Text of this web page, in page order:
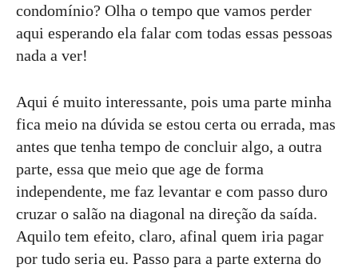
condomínio? Olha o tempo que vamos perder
aqui esperando ela falar com todas essas pessoas
nada a ver!
Aqui é muito interessante, pois uma parte minha
fica meio na dúvida se estou certa ou errada, mas
antes que tenha tempo de concluir algo, a outra
parte, essa que meio que age de forma
independente, me faz levantar e com passo duro
cruzar o salão na diagonal na direção da saída.
Aquilo tem efeito, claro, afinal quem iria pagar
por tudo seria eu. Passo para a parte externa do